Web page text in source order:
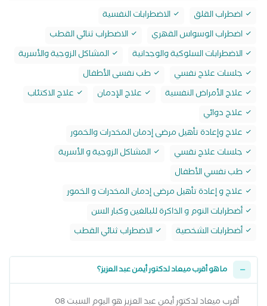
اضطراب القلق
الاضطرابات النفسية
اضطراب الوسواس القهري
الاضطراب ثنائي القطب
الاضطرابات السلوكية والوجدانية
المشاكل الزوجية والأسرية
جلسات علاج نفسي
طب نفسى الأطفال
علاج الأمراض النفسية
علاج الإدمان
علاج الاكتئاب
علاج دوائي
علاج وإعادة تأهيل مرضى إدمان المخدرات والخمور
جلسات علاج نقسي
المشاكل الزوجية و الأسرية
طب نفسي الأطفال
علاج و إعادة تأهيل مرضى إدمان المخدرات و الخمور
أضطرابات النوم و الذاكرة للبالغين وكبار السن
أضطرابات الشخصية
الاضطراب ثنائي القطب
ما هو أقرب ميعاد لدكتور أيمن عبد العزيز؟
أقرب ميعاد لدكتور أيمن عبد العزيز هو اليوم السبت 08